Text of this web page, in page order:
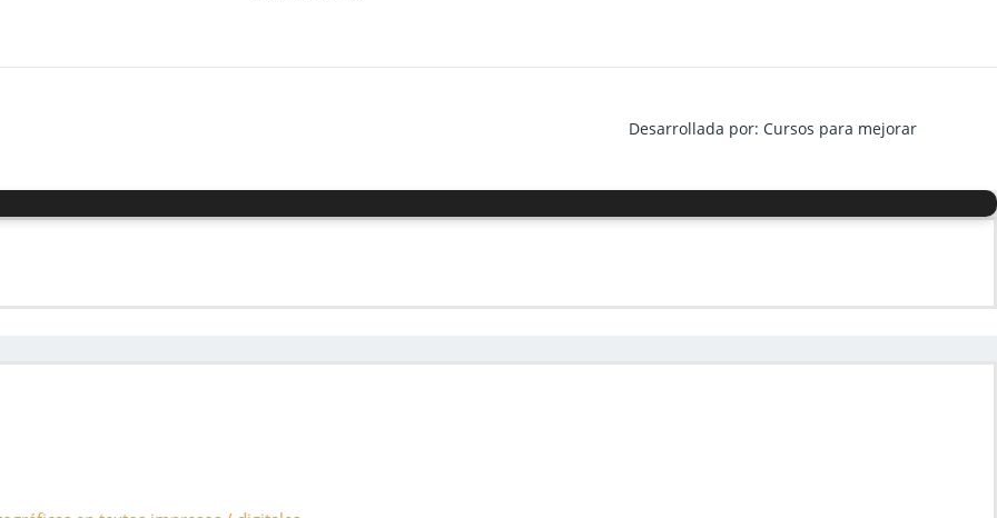
Desarrollada por: Cursos para mejorar